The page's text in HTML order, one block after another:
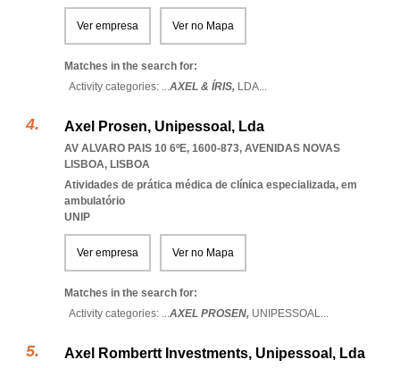
Ver empresa Ver no Mapa
Matches in the search for:
Activity categories: ...AXEL & ÍRIS, LDA...
Axel Prosen, Unipessoal, Lda
AV ALVARO PAIS 10 6ºE, 1600-873, AVENIDAS NOVAS
LISBOA, LISBOA
Atividades de prática médica de clínica especializada, em
ambulatório
UNIP
Ver empresa Ver no Mapa
Matches in the search for:
Activity categories: ...AXEL PROSEN, UNIPESSOAL...
Axel Rombertt Investments, Unipessoal, Lda